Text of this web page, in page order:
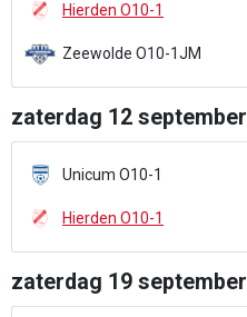
Hierden O10-1
Zeewolde O10-1JM
zaterdag 12 september
Unicum O10-1
Hierden O10-1
zaterdag 19 september